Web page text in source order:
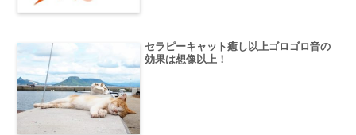
セラピーキャット癒し以上ゴロゴロ音の
効果は想像以上！